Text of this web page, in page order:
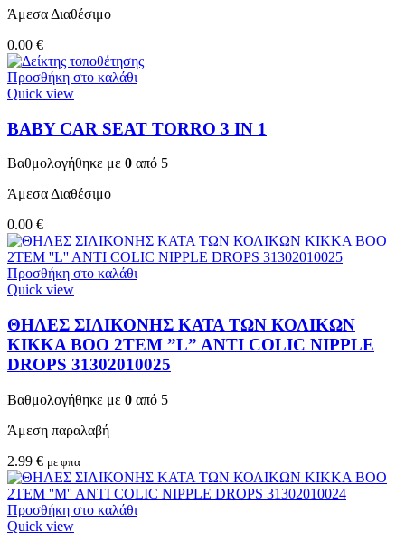
Άμεσα Διαθέσιμο
0.00 €
Προσθήκη στο καλάθι
Quick view
BABY CAR SEAT TORRO 3 ΙΝ 1
Βαθμολογήθηκε με 0 από 5
Άμεσα Διαθέσιμο
0.00 €
Προσθήκη στο καλάθι
Quick view
ΘΗΛΕΣ ΣΙΛΙΚΟΝΗΣ ΚΑΤΑ ΤΩΝ ΚΟΛΙΚΩΝ
KIKKA BOO 2TEM ”L” ANTI COLIC NIPPLE
DROPS 31302010025
Βαθμολογήθηκε με 0 από 5
Άμεση παραλαβή
2.99 € με φπα
Προσθήκη στο καλάθι
Quick view